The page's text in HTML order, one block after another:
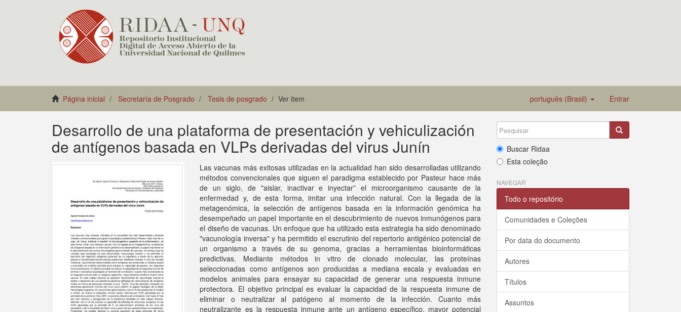
Página inicial Secretaría de Posgrado Tesis de posgrado Ver item português (Brasil) Entrar
Desarrollo de una plataforma de presentación y vehiculización
de antígenos basada en VLPs derivadas del virus Junín
Las vacunas más exitosas utilizadas en la actualidad han sido desarrolladas utilizando
métodos convencionales que siguen el paradigma establecido por Pasteur hace más
de un siglo, de "aislar, inactivar e inyectar” el microorganismo causante de la
enfermedad y, de esta forma, imitar una infección natural. Con la llegada de la
metagenómica, la selección de antígenos basada en la información genómica ha
desempeñado un papel importante en el descubrimiento de nuevos inmunógenos para
el diseño de vacunas. Un enfoque que ha utilizado esta estrategia ha sido denominado
"vacunología inversa" y ha permitido el escrutinio del repertorio antigénico potencial de
un organismo a través de su genoma, gracias a herramientas bioinformáticas
predictivas. Mediante métodos in vitro de clonado molecular, las proteínas
seleccionadas como antígenos son producidas a mediana escala y evaluadas en
modelos animales para ensayar su capacidad de generar una respuesta inmune
protectora. El objetivo principal es evaluar la capacidad de la respuesta inmune de
eliminar o neutralizar al patógeno al momento de la infección. Cuanto más
neutralizante es la respuesta inmune ante un antígeno específico, mayor potencial
Buscar Ridaa
Esta coleção
NAVEGAR
Todo o repositório
Comunidades e Coleções
Por data do documento
Autores
Títulos
Assuntos